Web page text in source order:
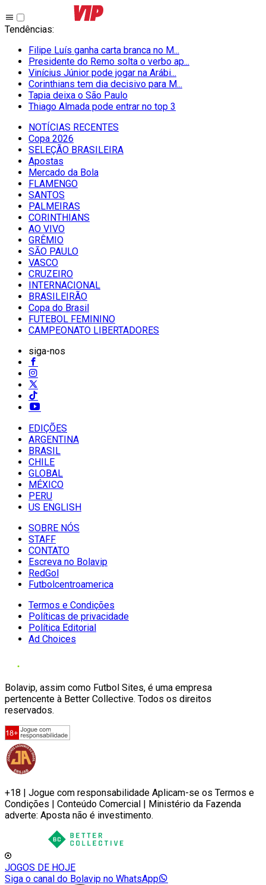
Tendências:
Filipe Luís ganha carta branca no M...
Presidente do Remo solta o verbo ap...
Vinícius Júnior pode jogar na Arábi...
Corinthians tem dia decisivo para M...
Tapia deixa o São Paulo
Thiago Almada pode entrar no top 3
NOTÍCIAS RECENTES
Copa 2026
SELEÇÃO BRASILEIRA
Apostas
Mercado da Bola
FLAMENGO
SANTOS
PALMEIRAS
CORINTHIANS
AO VIVO
GRÊMIO
SĀO PAULO
VASCO
CRUZEIRO
INTERNACIONAL
BRASILEIRÃO
Copa do Brasil
FUTEBOL FEMININO
CAMPEONATO LIBERTADORES
siga-nos
EDIÇÕES
ARGENTINA
BRASIL
CHILE
GLOBAL
MÉXICO
PERU
US ENGLISH
SOBRE NÓS
STAFF
CONTATO
Escreva no Bolavip
RedGol
Futbolcentroamerica
Termos e Condições
Políticas de privacidade
Política Editorial
Ad Choices
Bolavip, assim como Futbol Sites, é uma empresa
pertencente à Better Collective. Todos os direitos
reservados.
+18 | Jogue com responsabilidade Aplicam-se os Termos e
Condições | Conteúdo Comercial | Ministério da Fazenda
adverte: Aposta não é investimento.
JOGOS DE HOJE
Siga o canal do Bolavip no WhatsApp